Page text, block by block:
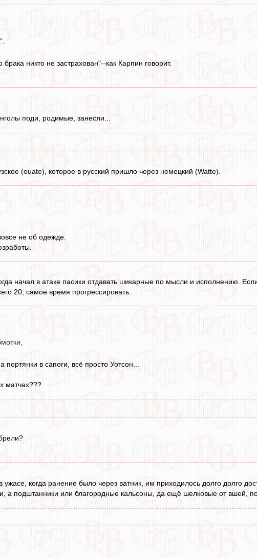
никто не застрахован"--как Карпин говорит.
поди, родимые, занесли...
(ouate), которое в русский пришло через немецкий (Watte).
не об одежде.
начал в атаке пасики отдавать шикарные по мысли и исполнению.
20, самое время прогрессировать.
в сапоги, всё просто Уотсон...
матчах???
когда ранение было через ватник, им приходилось долго долго
а подштанники или благородные кальсоны, да ещё шелковые от вшей,